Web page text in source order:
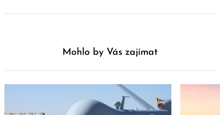
Mohlo by Vás zajímat